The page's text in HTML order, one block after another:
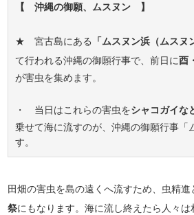
【 沖縄の御願、ムスヌン 】
★ 宮古島にある 「ムスヌン浜（ムスヌ
て行われる沖縄の御願行事で、前日に酉
が害虫を集めます。
・ 当日はこれらの害虫をシャコガイな
乗せて海に流すのが、沖縄の御願行事「
す。
田畑の害虫を島の遠くへ流すため、虫精進
祭にもなります。海に流し終えたら人々